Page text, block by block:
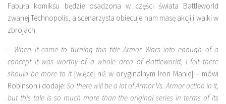
Fabuła komiksu będzie osadzona w części świata Battleworld
zwanej Technopolis, a scenarzysta obiecuje nam masę akcji i walki w
zbrojach.
– When it came to turning this title Armor Wars into enough of a
concept it was worthy of a whole area of Battleworld, I felt there
should be more to it[więcej niż w oryginalnym Iron Manie] – mówi
Robinson i dodaje:So there will be a lot of Armor Vs. Armor action in it,
but this tale is so much more than the original series in terms of its